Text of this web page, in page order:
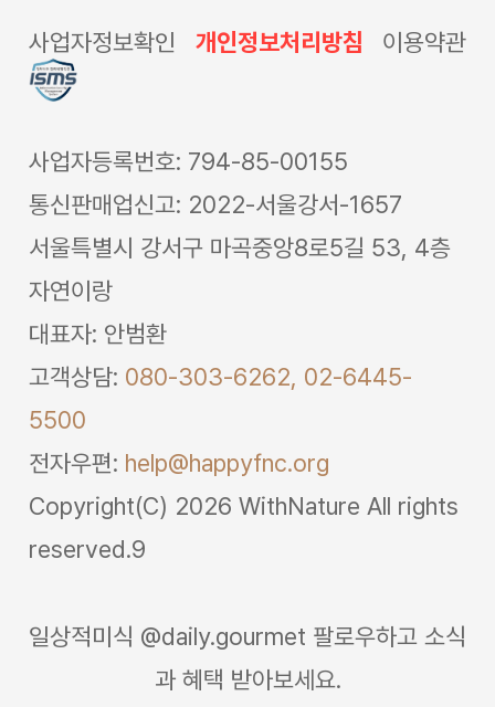
사업자정보확인 개인정보처리방침 이용약관
사업자등록번호: 794-85-00155
통신판매업신고: 2022-서울강서-1657
서울특별시 강서구 마곡중앙8로5길 53, 4층
자연이랑
대표자: 안범환
고객상담: 080-303-6262, 02-6445-
5500
전자우편: help@happyfnc.org
Copyright(C) 2026 WithNature All rights
reserved.9
일상적미식 @daily.gourmet 팔로우하고 소식
과 혜택 받아보세요.